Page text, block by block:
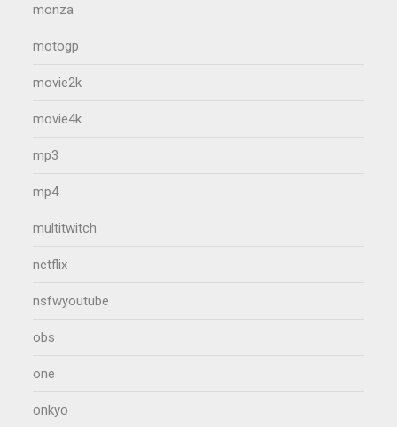
monza
motogp
movie2k
movie4k
mp3
mp4
multitwitch
netflix
nsfwyoutube
obs
one
onkyo